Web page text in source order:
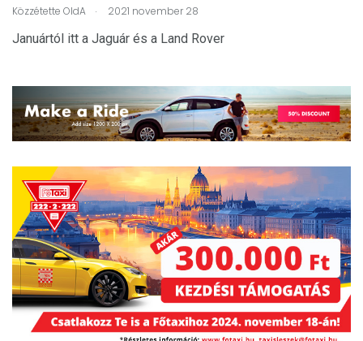
Közzétette OldA . 2021 november 28
Januártól itt a Jaguár és a Land Rover